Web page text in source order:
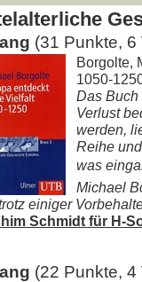
(31 Punkte, 6
Borgolte,
1050-
Das Buch
Verlust
werden,
Reihe
was
Michael
einiger
Schmidt für H-
(22 Punkte, 4